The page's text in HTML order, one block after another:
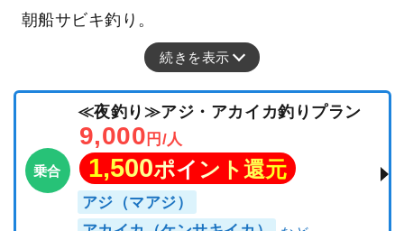
朝船サビキ釣り。
続きを表示
乗合
≪夜釣り≫アジ・アカイカ釣りプラン
9,000 円/人
1,500ポイント還元
アジ（マアジ）